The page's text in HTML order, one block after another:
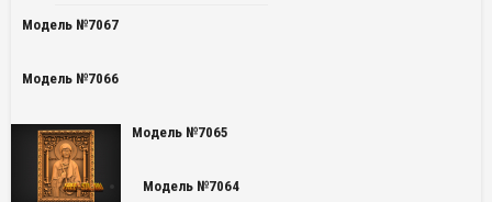
Модель №7067
Модель №7066
Модель №7065
Модель №7064